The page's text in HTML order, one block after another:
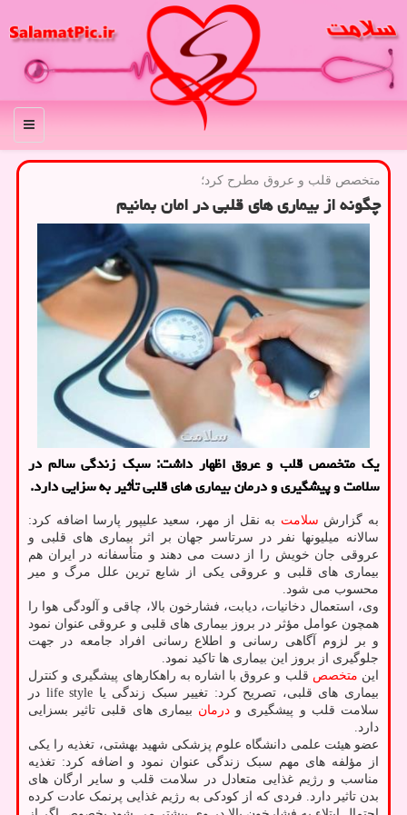
منو
متخصص قلب و عروق مطرح كرد؛
چگونه از بیماری های قلبی در امان بمانیم
یک متخصص قلب و عروق اظهار داشت: سبک زندگی سالم در
سلامت و پیشگیری و درمان بیماری های قلبی تأثیر به سزایی دارد.
به گزارش سلامت به نقل از مهر، سعید علیپور پارسا اضافه کرد:
سالانه میلیونها نفر در سرتاسر جهان بر اثر بیماری های قلبی و
عروقی جان خویش را از دست می دهند و متأسفانه در ایران هم
بیماری های قلبی و عروقی یکی از شایع ترین علل مرگ و میر
محسوب می شود.
وی، استعمال دخانیات، دیابت، فشارخون بالا، چاقی و آلودگی هوا را
همچون عوامل مؤثر در بروز بیماری های قلبی و عروقی عنوان نمود
و بر لزوم آگاهی رسانی و اطلاع رسانی افراد جامعه در جهت
جلوگیری از بروز این بیماری ها تاکید نمود.
این متخصص قلب و عروق با اشاره به راهکارهای پیشگیری و کنترل
بیماری های قلبی، تصریح کرد: تغییر سبک زندگی یا life style در
سلامت قلب و پیشگیری و درمان بیماری های قلبی تاثیر بسزایی
دارد.
عضو هیئت علمی دانشگاه علوم پزشکی شهید بهشتی، تغذیه را یکی
از مؤلفه های مهم سبک زندگی عنوان نمود و اضافه کرد: تغذیه
مناسب و رژیم غذایی متعادل در سلامت قلب و سایر ارگان های
بدن تاثیر دارد. فردی که از کودکی به رژیم غذایی پرنمک عادت کرده